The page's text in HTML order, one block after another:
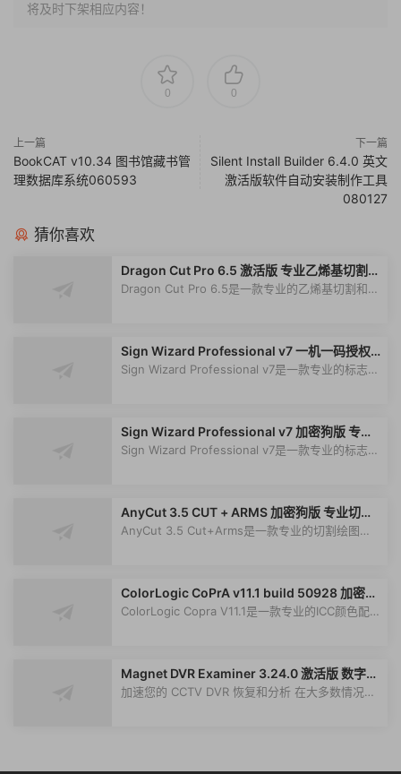
将及时下架相应内容！
0 0
上一篇
BookCAT v10.34 图书馆藏书管
理数据库系统060593
下一篇
Silent Install Builder 6.4.0 英文
激活版软件自动安装制作工具
080127
猜你喜欢
Dragon Cut Pro 6.5 激活版 专业乙烯基切割和
标志制作软件
Dragon Cut Pro 6.5是一款专业的乙烯基切割和标
Sign Wizard Professional v7 一机一码授权
版 专业标志制作和图形制作软件 SignWizard
Sign Wizard Professional v7是一款专业的标志制
Sign Wizard Professional v7 加密狗版 专业
标志制作和图形制作软件 SignWizard Profes
Sign Wizard Professional v7是一款专业的标志制
AnyCut 3.5 CUT + ARMS 加密狗版 专业切割
绘图仪软件
AnyCut 3.5 Cut+Arms是一款专业的切割绘图仪
ColorLogic CoPrA v11.1 build 50928 加密狗
版 专业的ICC颜色配置解决方案
ColorLogic Copra V11.1是一款专业的ICC颜色配
Magnet DVR Examiner 3.24.0 激活版 数字监
控视频取证提取恢复工具
加速您的 CCTV DVR 恢复和分析 在大多数情况